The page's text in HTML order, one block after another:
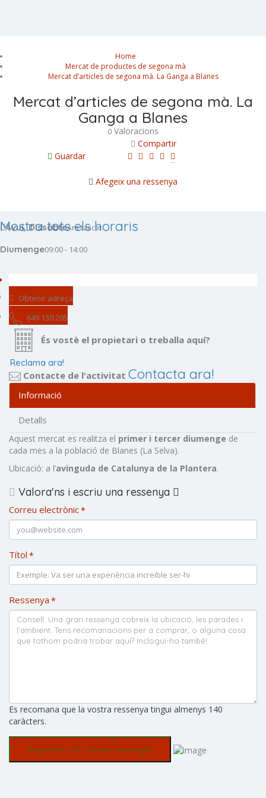
Home
Mercat de productes de segona mà
Mercat d’articles de segona mà. La Ganga a Blanes
Mercat d’articles de segona mà. La
Ganga a Blanes
0 Valoracions
Guardar
Compartir
Afegeix una ressenya
Avui, DissabteAra tancat
Mostra tots els horaris
Diumenge09:00 - 14:00
Obtenir adreça
649.130.205
És vostè el propietari o treballa aquí?
Reclama ara!
Contacte de l'activitat Contacta ara!
Informació
Detalls
Aquest mercat es realitza el primer i tercer diumenge de
cada mes a la població de Blanes (La Selva).
Ubicació: a l’avinguda de Catalunya de la Plantera.
Valora'ns i escriu una ressenya
Correu electrònic*
Títol *
Ressenya *
Es recomana que la vostra ressenya tingui almenys 140
caràcters.